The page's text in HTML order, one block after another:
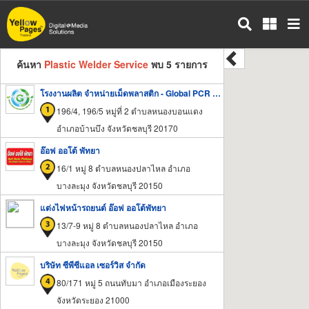
ข้าม
ไป
เนื้อหาค้นหา Plastic Welder Service พบ 5 รายการ
โรงงานผลิต จำหน่ายเม็ดพลาสติก - Global PCR & PIR Plastic 168
196/4, 196/5 หมู่ที่ 2 ตำบลหนองบอนแดง
อำเภอบ้านบึง จังหวัดชลบุรี 20170
อ๊อฟ ออโต้ พัทยา
16/1 หมู่ 8 ตำบลหนองปลาไหล อำเภอ
บางละมุง จังหวัดชลบุรี 20150
แต่งไฟหน้ารถยนต์ อ๊อฟ ออโต้พัทยา
13/7-9 หมู่ 8 ตำบลหนองปลาไหล อำเภอ
บางละมุง จังหวัดชลบุรี 20150
บริษัท ซีพีซีแอล เซอร์วิส จำกัด
80/171 หมู่ 5 ถนนทับมา อำเภอเมืองระยอง
จังหวัดระยอง 21000